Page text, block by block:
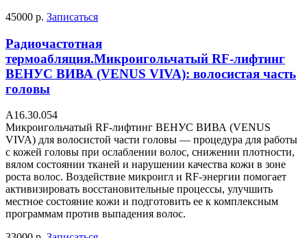
45000 р. Записаться
Радиочастотная
термоабляция.Микроигольчатый RF-лифтинг
ВЕНУС ВИВА (VENUS VIVA): волосистая часть
головы
А16.30.054
Микроигольчатый RF-лифтинг ВЕНУС ВИВА (VENUS
VIVA) для волосистой части головы — процедура для работы
с кожей головы при ослаблении волос, снижении плотности,
вялом состоянии тканей и нарушении качества кожи в зоне
роста волос. Воздействие микроигл и RF-энергии помогает
активизировать восстановительные процессы, улучшить
местное состояние кожи и подготовить ее к комплексным
программам против выпадения волос.